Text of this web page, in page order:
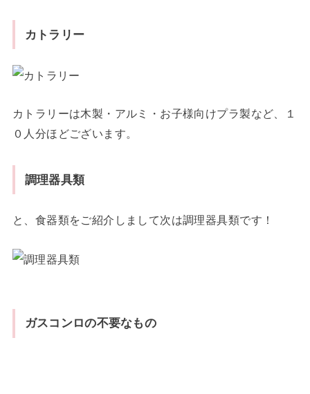
カトラリー
カトラリーは木製・アルミ・お子様向けプラ製など、１
０人分ほどございます。
調理器具類
と、食器類をご紹介しまして次は調理器具類です！
ガスコンロの不要なもの